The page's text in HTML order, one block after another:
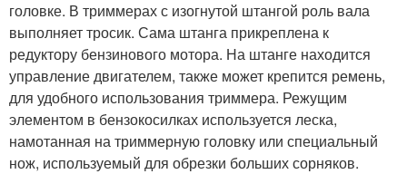
головке. В триммерах с изогнутой штангой роль вала
выполняет тросик. Сама штанга прикреплена к
редуктору бензинового мотора. На штанге находится
управление двигателем, также может крепится ремень,
для удобного использования триммера. Режущим
элементом в бензокосилках используется леска,
намотанная на триммерную головку или специальный
нож, используемый для обрезки больших сорняков.